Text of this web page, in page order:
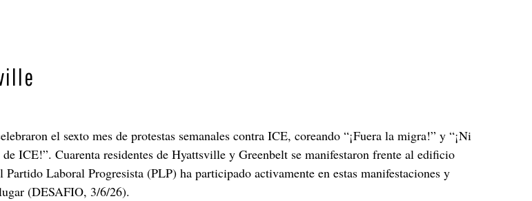
el sexto mes de protestas semanales contra ICE, coreando “¡Fuera la migra!” y “¡Ni
ICE!”. Cuarenta residentes de Hyattsville y Greenbelt se manifestaron frente al edificio
Laboral Progresista (PLP) ha participado activamente en estas manifestaciones y
(DESAFIO, 3/6/26).